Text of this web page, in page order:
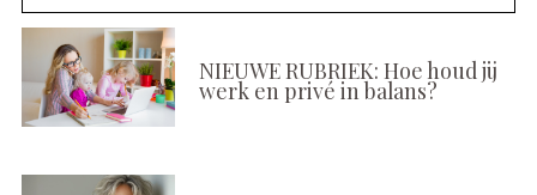
NIEUWE RUBRIEK: Hoe houd jij
werk en privé in balans?